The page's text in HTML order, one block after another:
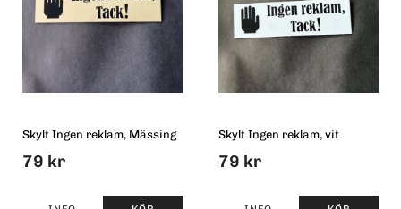
Skylt Ingen reklam, Mässing
79 kr
Skylt Ingen reklam, vit
79 kr